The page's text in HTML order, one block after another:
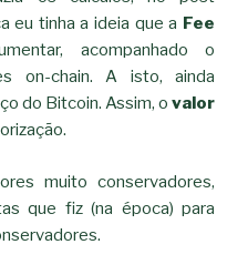
eu tinha a ideia que a Fee
acompanhado o
on-chain. A isto, ainda
do Bitcoin. Assim, o valor
muito conservadores,
que fiz (na época) para